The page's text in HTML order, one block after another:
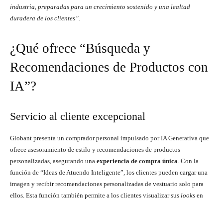
industria, preparadas para un crecimiento sostenido y una lealtad
duradera de los clientes”.
¿Qué ofrece “Búsqueda y
Recomendaciones de Productos con
IA”?
Servicio al cliente excepcional
Globant presenta un comprador personal impulsado por IA Generativa que
ofrece asesoramiento de estilo y recomendaciones de productos
personalizadas, asegurando una experiencia de compra única. Con la
función de “Ideas de Atuendo Inteligente”, los clientes pueden cargar una
imagen y recibir recomendaciones personalizadas de vestuario solo para
ellos. Esta función también permite a los clientes visualizar sus looks en